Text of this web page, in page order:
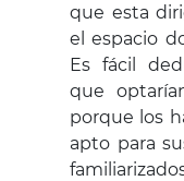
que esta
el espacio
Es fácil
que
porque los
apto para